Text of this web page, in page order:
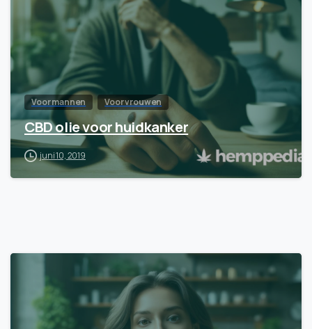
Voor mannen Voor vrouwen
CBD olie voor huidkanker
juni 10, 2019